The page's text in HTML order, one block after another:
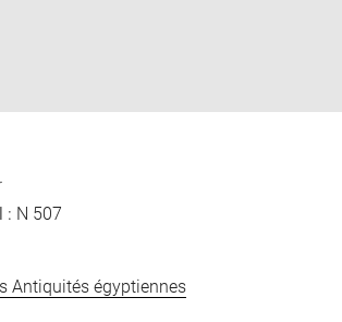
: N 507
Antiquités égyptiennes